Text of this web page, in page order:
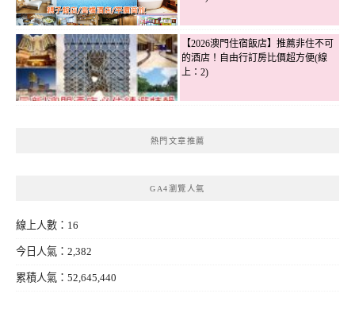
【2026澳門住宿飯店】推薦非住不可
的酒店！自由行訂房比價超方便(線
上：2)
熱門文章推薦
GA4瀏覽人氣
線上人數：16
今日人氣：2,382
累積人氣：52,645,440